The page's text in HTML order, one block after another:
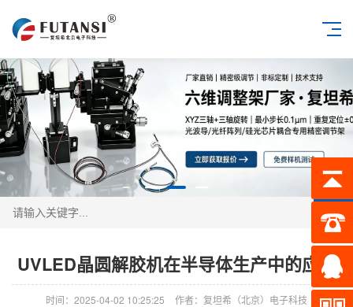
搜索
UVLED晶圆解胶机在半导体生产中的应用
时间：2025-04-02 10:25:25 作者：复坦希（北京）电子科技